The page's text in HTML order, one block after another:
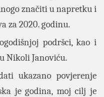
značiti u napretku i
za 2020. godinu.
podršci, kao i
Nikoli Janoviću.
ukazano povjerenje
je godina, moj cilj je